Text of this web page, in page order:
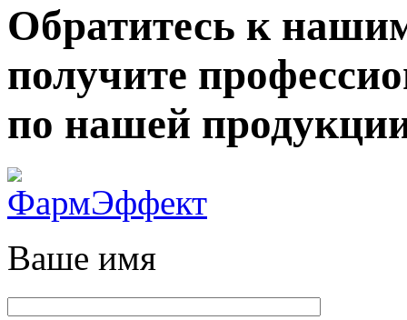
Обратитесь к
получите
по нашей
Ваше имя